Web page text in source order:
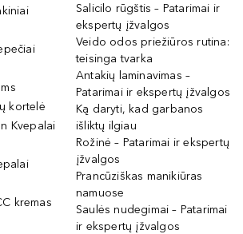
kortelė
Kvepalai
kremas
Salicilo rūgštis – Patarimai ir
ekspertų įžvalgos
Veido odos priežiūros rutina:
teisinga tvarka
Antakių laminavimas –
Patarimai ir ekspertų įžvalgos
Ką daryti, kad garbanos
išliktų ilgiau
Rožinė – Patarimai ir ekspertų
įžvalgos
Prancūziškas manikiūras
namuose
Saulės nudegimai – Patarimai
ir ekspertų įžvalgos